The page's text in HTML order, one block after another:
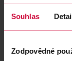
Souhlas
Zodpovědné
Inhalační tyčinka